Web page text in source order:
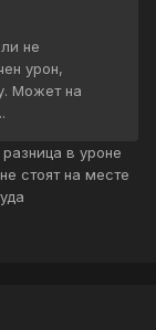
не
урон,
Может на
в уроне
стоят на месте